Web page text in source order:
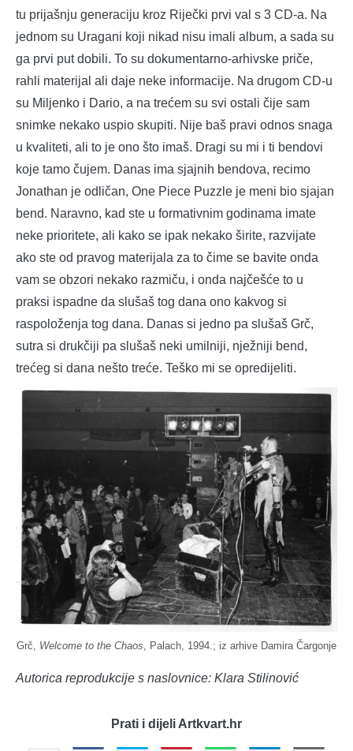
tu prijašnju generaciju kroz Riječki prvi val s 3 CD-a. Na
jednom su Uragani koji nikad nisu imali album, a sada su
ga prvi put dobili. To su dokumentarno-arhivske priče,
rahli materijal ali daje neke informacije. Na drugom CD-u
su Miljenko i Dario, a na trećem su svi ostali čije sam
snimke nekako uspio skupiti. Nije baš pravi odnos snaga
u kvaliteti, ali to je ono što imaš. Dragi su mi i ti bendovi
koje tamo čujem. Danas ima sjajnih bendova, recimo
Jonathan je odličan, One Piece Puzzle je meni bio sjajan
bend. Naravno, kad ste u formativnim godinama imate
neke prioritete, ali kako se ipak nekako širite, razvijate
ako ste od pravog materijala za to čime se bavite onda
vam se obzori nekako razmiču, i onda najčešće to u
praksi ispadne da slušaš tog dana ono kakvog si
raspoloženja tog dana. Danas si jedno pa slušaš Grč,
sutra si drukčiji pa slušaš neki umilniji, nježniji bend,
trećeg si dana nešto treće. Teško mi se opredijeliti.
Grč, Welcome to the Chaos, Palach, 1994.; iz arhive Damira Čargonje
Autorica reprodukcije s naslovnice: Klara Stilinović
Prati i dijeli Artkvart.hr